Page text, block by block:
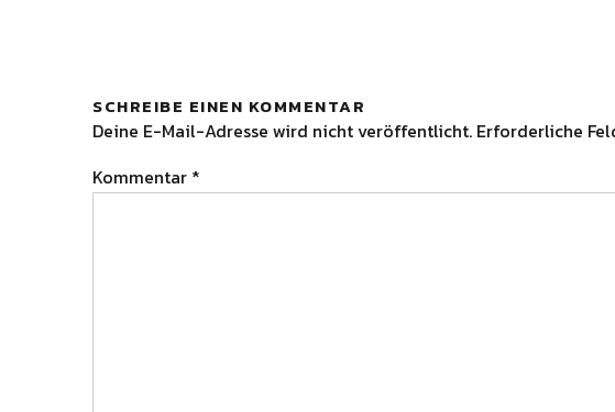
SCHREIBE EINEN KOMMENTAR
Deine E-Mail-Adresse wird nicht veröffentlicht. Erforderliche
Kommentar *